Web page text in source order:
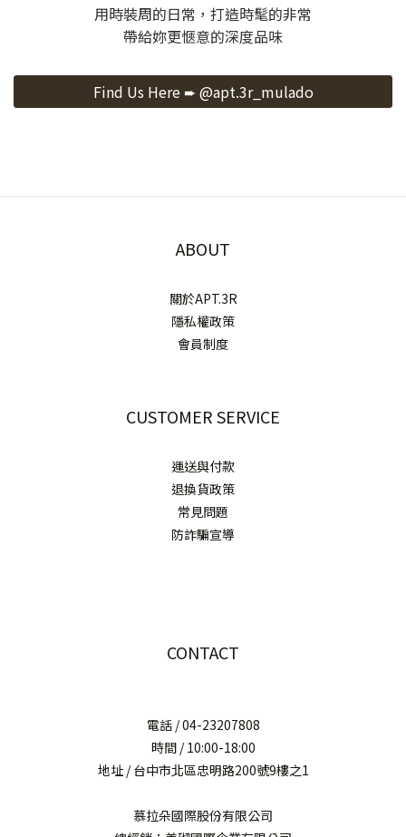
用時裝周的日常，打造時髦的非常
帶給妳更愜意的深度品味
Find Us Here ➨ @apt.3r_mulado
ABOUT
關於APT.3R
隱私權政策
會員制度
CUSTOMER SERVICE
運送與付款
退換貨政策
常見問題
防詐騙宣導
CONTACT
電話 / 04-23207808
時間 / 10:00-18:00
地址 / 台中市北區忠明路200號9樓之1
慕拉朵國際股份有限公司